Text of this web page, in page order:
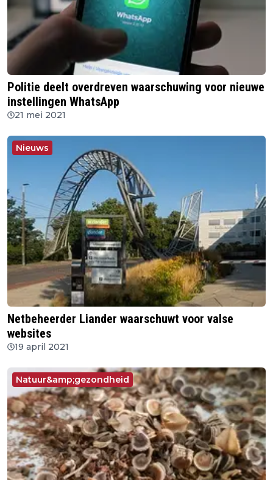
Politie deelt overdreven waarschuwing voor nieuwe
instellingen WhatsApp
21 mei 2021
Nieuws
Netbeheerder Liander waarschuwt voor valse
websites
19 april 2021
Natuur&amp;gezondheid